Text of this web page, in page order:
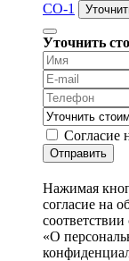
СО-1
Уточнить
Согласие
Отправить
Нажимая
согласие на
«О